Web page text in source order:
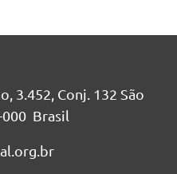
3.452, Conj. 132 São
000 Brasil